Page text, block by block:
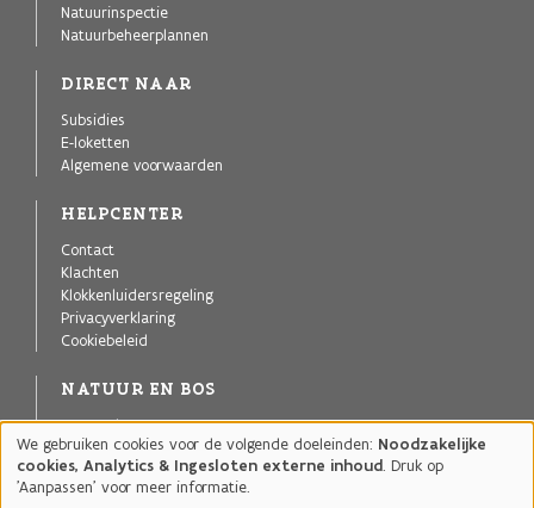
Natuurinspectie
Natuurbeheerplannen
DIRECT NAAR
Subsidies
E-loketten
Algemene voorwaarden
HELPCENTER
Contact
Klachten
Klokkenluidersregeling
Privacyverklaring
Cookiebeleid
NATUUR EN BOS
Agentschap voor Natuur en Bos
Publicaties
Projecten
Natuurgebieden
Gebruik
van
persoonsgegevens
We gebruiken cookies voor de volgende doeleinden: Noodzakelijke
cookies, Analytics & Ingesloten externe inhoud. Druk op
'Aanpassen' voor meer informatie.